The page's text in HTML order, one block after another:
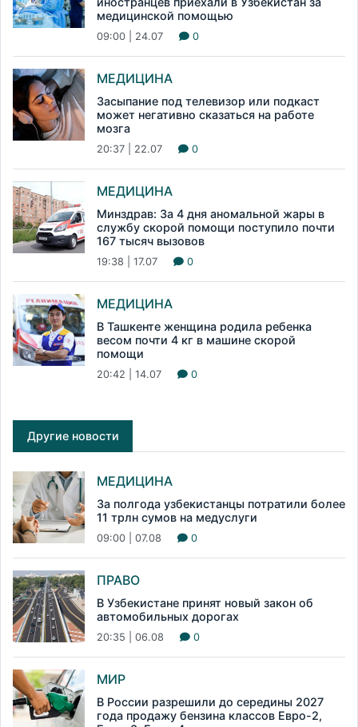
медицинской помощью
09:00 | 24.07 0
МЕДИЦИНА
Засыпание под телевизор или подкаст
может негативно сказаться на работе
мозга
20:37 | 22.07 0
МЕДИЦИНА
Минздрав: За 4 дня аномальной жары в
службу скорой помощи поступило почти
167 тысяч вызовов
19:38 | 17.07 0
МЕДИЦИНА
В Ташкенте женщина родила ребенка
весом почти 4 кг в машине скорой
помощи
20:42 | 14.07 0
Другие новости
МЕДИЦИНА
За полгода узбекистанцы потратили более
11 трлн сумов на медуслуги
09:00 | 07.08 0
ПРАВО
В Узбекистане принят новый закон об
автомобильных дорогах
20:35 | 06.08 0
МИР
В России разрешили до середины 2027
года продажу бензина классов Евро-2,